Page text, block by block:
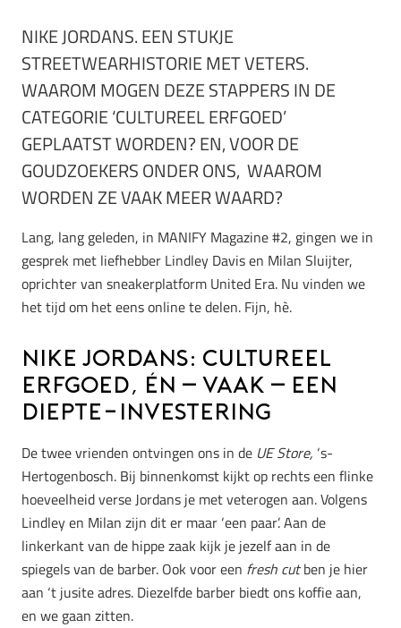
NIKE JORDANS. EEN STUKJE
STREETWEARHISTORIE MET VETERS.
WAAROM MOGEN DEZE STAPPERS IN DE
CATEGORIE ‘CULTUREEL ERFGOED’
GEPLAATST WORDEN? EN, VOOR DE
GOUDZOEKERS ONDER ONS, WAAROM
WORDEN ZE VAAK MEER WAARD?
Lang, lang geleden, in MANIFY Magazine #2, gingen we in
gesprek met liefhebber Lindley Davis en Milan Sluijter,
oprichter van sneakerplatform United Era. Nu vinden we
het tijd om het eens online te delen. Fijn, hè.
Nike Jordans: cultureel
erfgoed, Én – vaak – een
diepte-investering
De twee vrienden ontvingen ons in de UE Store, ‘s-
Hertogenbosch. Bij binnenkomst kijkt op rechts een flinke
hoeveelheid verse Jordans je met veterogen aan. Volgens
Lindley en Milan zijn dit er maar ‘een paar’. Aan de
linkerkant van de hippe zaak kijk je jezelf aan in de
spiegels van de barber. Ook voor een fresh cutben je hier
aan ‘t jusite adres. Diezelfde barber biedt ons koffie aan,
en we gaan zitten.